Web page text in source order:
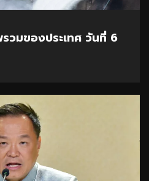
วมของประเทศ วันที่ 6